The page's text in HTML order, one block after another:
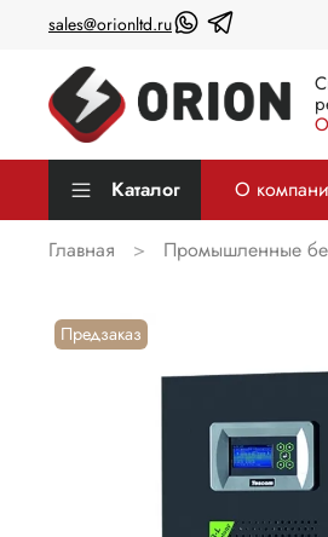
sales@orionltd.ru
Каталог О
Главная Промышленные
Предзаказ